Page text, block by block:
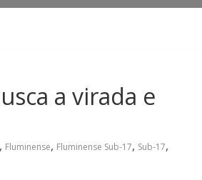
a virada e
, Fluminense, Fluminense Sub-17, Sub-17,